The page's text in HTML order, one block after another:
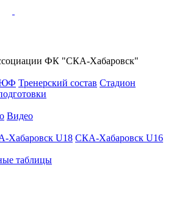
ФК "СКА-Хабаровск"
Тренерский состав Стадион
Видео
Хабаровск U18 СКА-Хабаровск U16
таблицы